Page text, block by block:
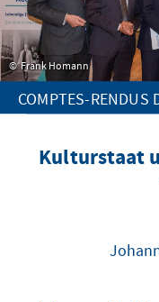
Frank Homann
COMPTES-RENDUS
Kulturstaat